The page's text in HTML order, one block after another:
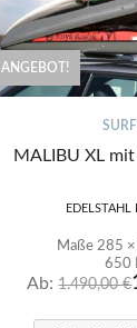
ANGEBOT!
MALIBU XL
EDELSTAHL
Maße 285
650
Ab:1.490,00€